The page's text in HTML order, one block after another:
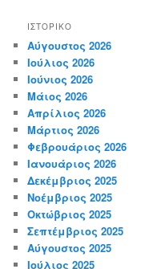
ΙΣΤΟΡΙΚΌ
Αύγουστος 2026
Ιούλιος 2026
Ιούνιος 2026
Μάιος 2026
Απρίλιος 2026
Μάρτιος 2026
Φεβρουάριος 2026
Ιανουάριος 2026
Δεκέμβριος 2025
Νοέμβριος 2025
Οκτώβριος 2025
Σεπτέμβριος 2025
Αύγουστος 2025
Ιούλιος 2025